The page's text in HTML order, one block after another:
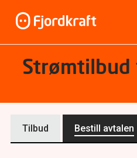
Tilbud Bestill avtalen